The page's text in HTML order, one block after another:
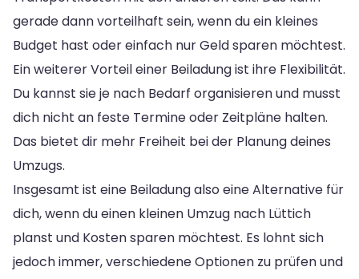
gerade dann vorteilhaft sein, wenn du ein kleines
Budget hast oder einfach nur Geld sparen möchtest.
Ein weiterer Vorteil einer Beiladung ist ihre Flexibilität.
Du kannst sie je nach Bedarf organisieren und musst
dich nicht an feste Termine oder Zeitpläne halten.
Das bietet dir mehr Freiheit bei der Planung deines
Umzugs.
Insgesamt ist eine Beiladung also eine Alternative für
dich, wenn du einen kleinen Umzug nach Lüttich
planst und Kosten sparen möchtest. Es lohnt sich
jedoch immer, verschiedene Optionen zu prüfen und